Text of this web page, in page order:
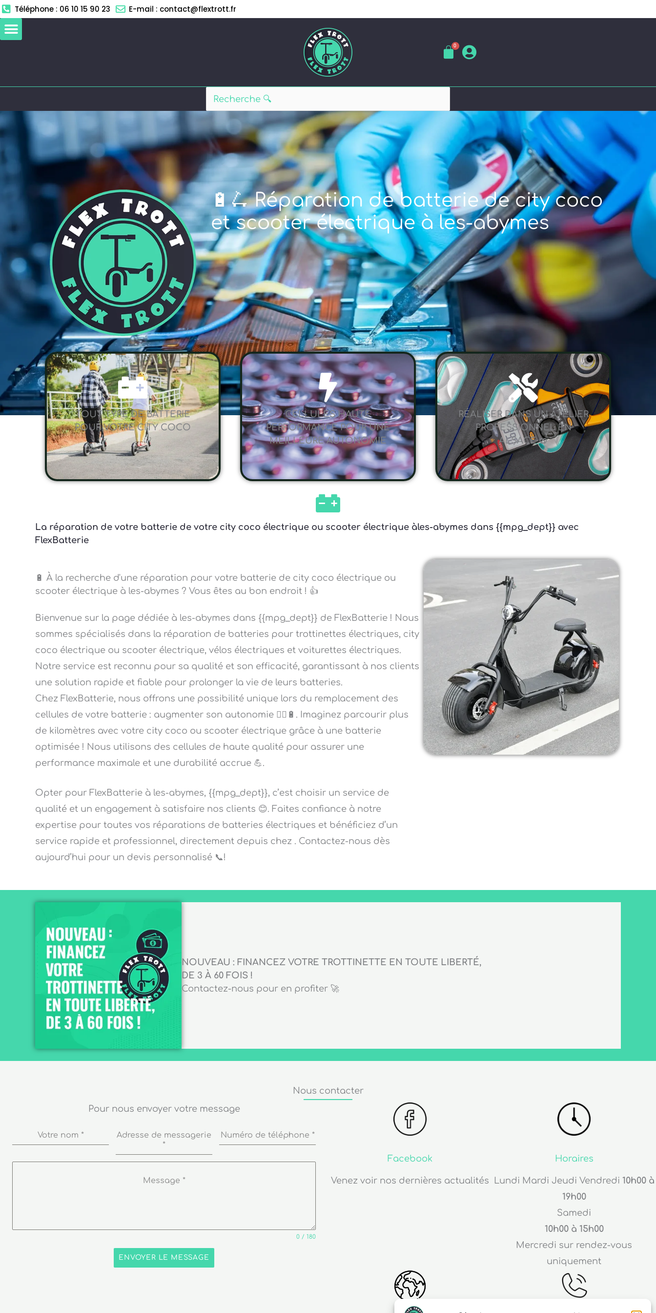
Aller
au
contenu
Téléphone : 06 10 15 90 23 E-mail : contact@flextrott.fr
🔋🛴 Réparation de batterie de city coco
et scooter électrique à les-abymes
TOUT TYPE DE BATTERIE
POUR VOTRE CITY COCO
CELLULES HAUTE
PERFORMANCE POUR UNE
MEILLEURE AUTONOMIE
RÉALISER DANS UN ATELIER
PROFESSIONNEL EN
ALSACE 🥨
La réparation de votre batterie de votre city coco électrique ou scooter électrique àles-abymes dans {{mpg_dept}} avec
FlexBatterie
🔋 À la recherche d'une réparation pour votre batterie de city coco électrique ou
scooter électrique à les-abymes ? Vous êtes au bon endroit ! 👍
Bienvenue sur la page dédiée à les-abymes dans {{mpg_dept}} de FlexBatterie ! Nous
sommes spécialisés dans la réparation de batteries pour trottinettes électriques, city
coco électrique ou scooter électrique, vélos électriques et voiturettes électriques.
Notre service est reconnu pour sa qualité et son efficacité, garantissant à nos clients
une solution rapide et fiable pour prolonger la vie de leurs batteries.
Chez FlexBatterie, nous offrons une possibilité unique lors du remplacement des
cellules de votre batterie : augmenter son autonomie 🚴‍♂️🔋. Imaginez parcourir plus
de kilomètres avec votre city coco ou scooter électrique grâce à une batterie
optimisée ! Nous utilisons des cellules de haute qualité pour assurer une
performance maximale et une durabilité accrue 💪.
Opter pour FlexBatterie à les-abymes, {{mpg_dept}}, c’est choisir un service de
qualité et un engagement à satisfaire nos clients 😊. Faites confiance à notre
expertise pour toutes vos réparations de batteries électriques et bénéficiez d’un
service rapide et professionnel, directement depuis chez . Contactez-nous dès
aujourd’hui pour un devis personnalisé 📞!
NOUVEAU : FINANCEZ VOTRE TROTTINETTE EN TOUTE LIBERTÉ,
DE 3 À 60 FOIS !
Contactez-nous pour en profiter 🚀
Nous contacter
Pour nous envoyer votre message
Votre nom *
Adresse de messagerie
*
Numéro de téléphone *
Message *
0 / 180
ENVOYER LE MESSAGE
Facebook
Venez voir nos dernières actualités
Horaires
Lundi Mardi Jeudi Vendredi 10h00 à
19h00
Samedi
10h00 à 15h00
Mercredi sur rendez-vous
uniquement